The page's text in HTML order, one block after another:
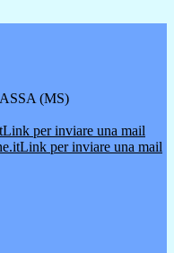
(MS)
Link per inviare una mail
Link per inviare una mail